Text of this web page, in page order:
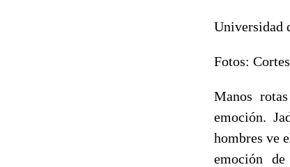
Universidad
Fotos:
Manos
emoción.
hombres ve
emoción